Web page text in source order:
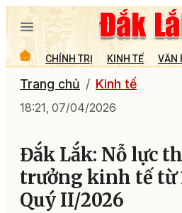
CHÍNH TRỊ KINH TẾ VĂN
Trang chủ Kinh tế
18:21, 07/04/2026
Đắk Lắk: Nỗ lực
trưởng kinh tế từ
Quý II/2026